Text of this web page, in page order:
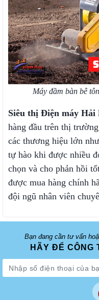
Máy đầm bàn bê
Siêu thị Điện máy Hải
hàng đầu trên thị
các thương hiệu lớn
tự hào khi được nhiều
chọn và cho phản hồi
được mua hàng chính
đội ngũ nhân viên
Bạn đang cần tư vấn
HÃY ĐỂ CÔNG